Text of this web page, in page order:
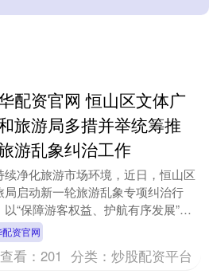
配资官网 恒山区文体广
旅游局多措并举统筹推
游乱象纠治工作
续净化旅游市场环境，近日，恒山区
局启动新一轮旅游乱象专项纠治行
以“保障游客权益、护航有序发展”为
，全面统筹推进旅游乱象治理工作。
合理低价....
资官网
查看：201 分类：炒股配资平台